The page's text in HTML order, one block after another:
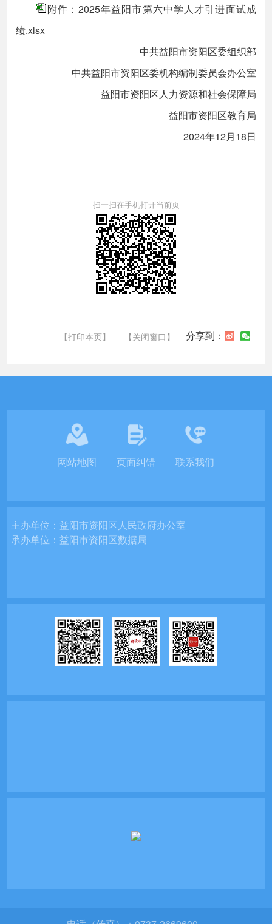
附件：2025年益阳市第六中学人才引进面试成
绩.xlsx
中共益阳市资阳区委组织部
中共益阳市资阳区委机构编制委员会办公室
益阳市资阳区人力资源和社会保障局
益阳市资阳区教育局
2024年12月18日
扫一扫在手机打开当前页
【打印本页】 【关闭窗口】 分享到：
网站地图 页面纠错 联系我们
主办单位：益阳市资阳区人民政府办公室
承办单位：益阳市资阳区数据局